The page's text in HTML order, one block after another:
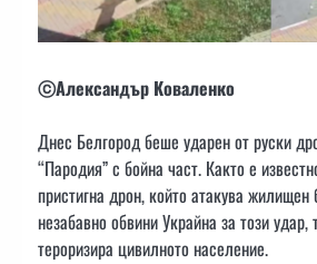
ⓒАлександър Коваленко
Днес Белгород беше ударен от руски
“Пародия” с бойна част. Както е
пристигна дрон, който атакува жилищен
незабавно обвини Украйна за този
тероризира цивилното население.